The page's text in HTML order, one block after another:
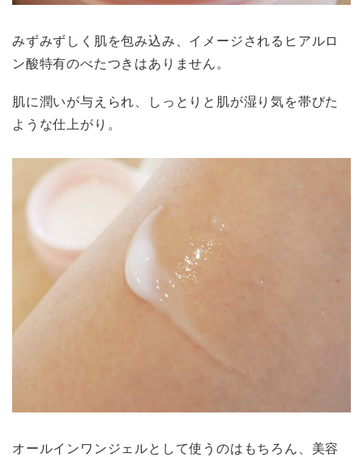
みずみずしく肌を包み込み、イメージされるヒアルロ
ン酸特有のべたつきはありません。
肌に潤いが与えられ、しっとりと肌が湿り気を帯びた
ような仕上がり。
オールインワンジェルとして使うのはもちろん、美容